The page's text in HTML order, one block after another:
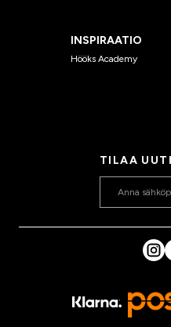
INSPIRAATIO
Hööks Academy
TILAA